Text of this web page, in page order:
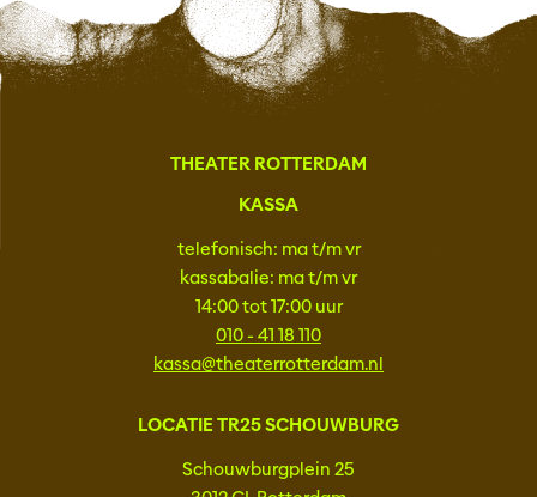
THEATER ROTTERDAM
KASSA
telefonisch: ma t/m vr
kassabalie: ma t/m vr
14:00 tot 17:00 uur
010 - 41 18 110
kassa@theaterrotterdam.nl
LOCATIE TR25 SCHOUWBURG
Schouwburgplein 25